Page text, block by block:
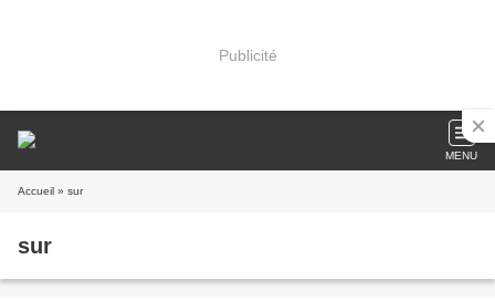
Publicité
MENU
Accueil » sur
sur